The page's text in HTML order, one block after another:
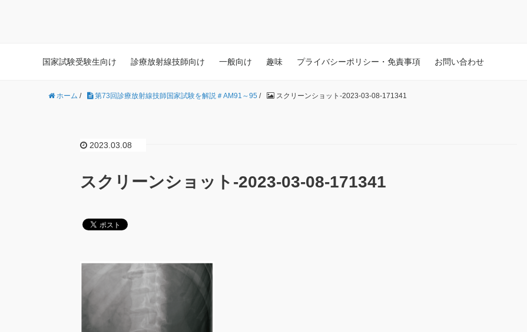
国家試験受験生向け 診療放射線技師向け 一般向け 趣味 プライバシーポリシー・免責事項 お問い合わせ
ホーム / 第73回診療放射線技師国家試験を解説＃AM91～95 / スクリーンショット-2023-03-08-171341
2023.03.08
スクリーンショット-2023-03-08-171341